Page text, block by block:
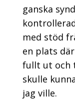
ganska
med stöd
en plats
fullt ut och
skulle
jag ville.